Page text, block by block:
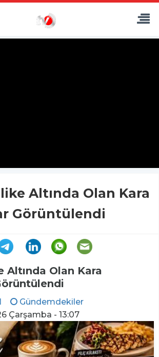
Altında Olan Kara
Görüntülendi
Altında Olan Kara
Gündemdekiler
Çarşamba - 13:07